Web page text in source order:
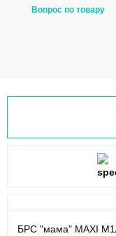
Вопрос по товару
БРС "мама" MAXI